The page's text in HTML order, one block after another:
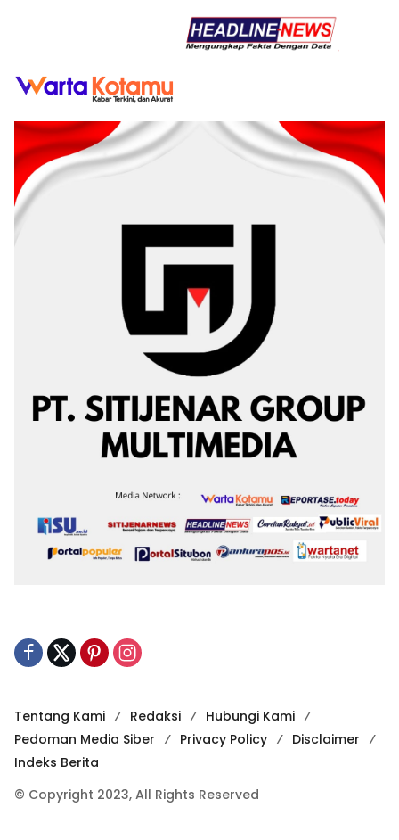
Tentang Kami Redaksi
Hubungi Kami
Pedoman Media Siber
Privacy Policy
Disclaimer
Indeks Berita
© Copyright 2023, All Rights Reserved